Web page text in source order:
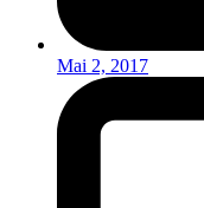
Mai 2, 2017